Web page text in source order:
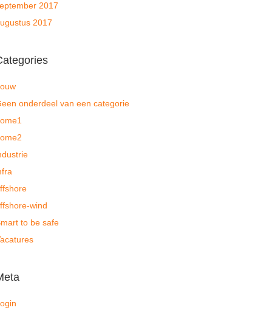
2017
2017
onderdeel van een categorie
wind
to be safe